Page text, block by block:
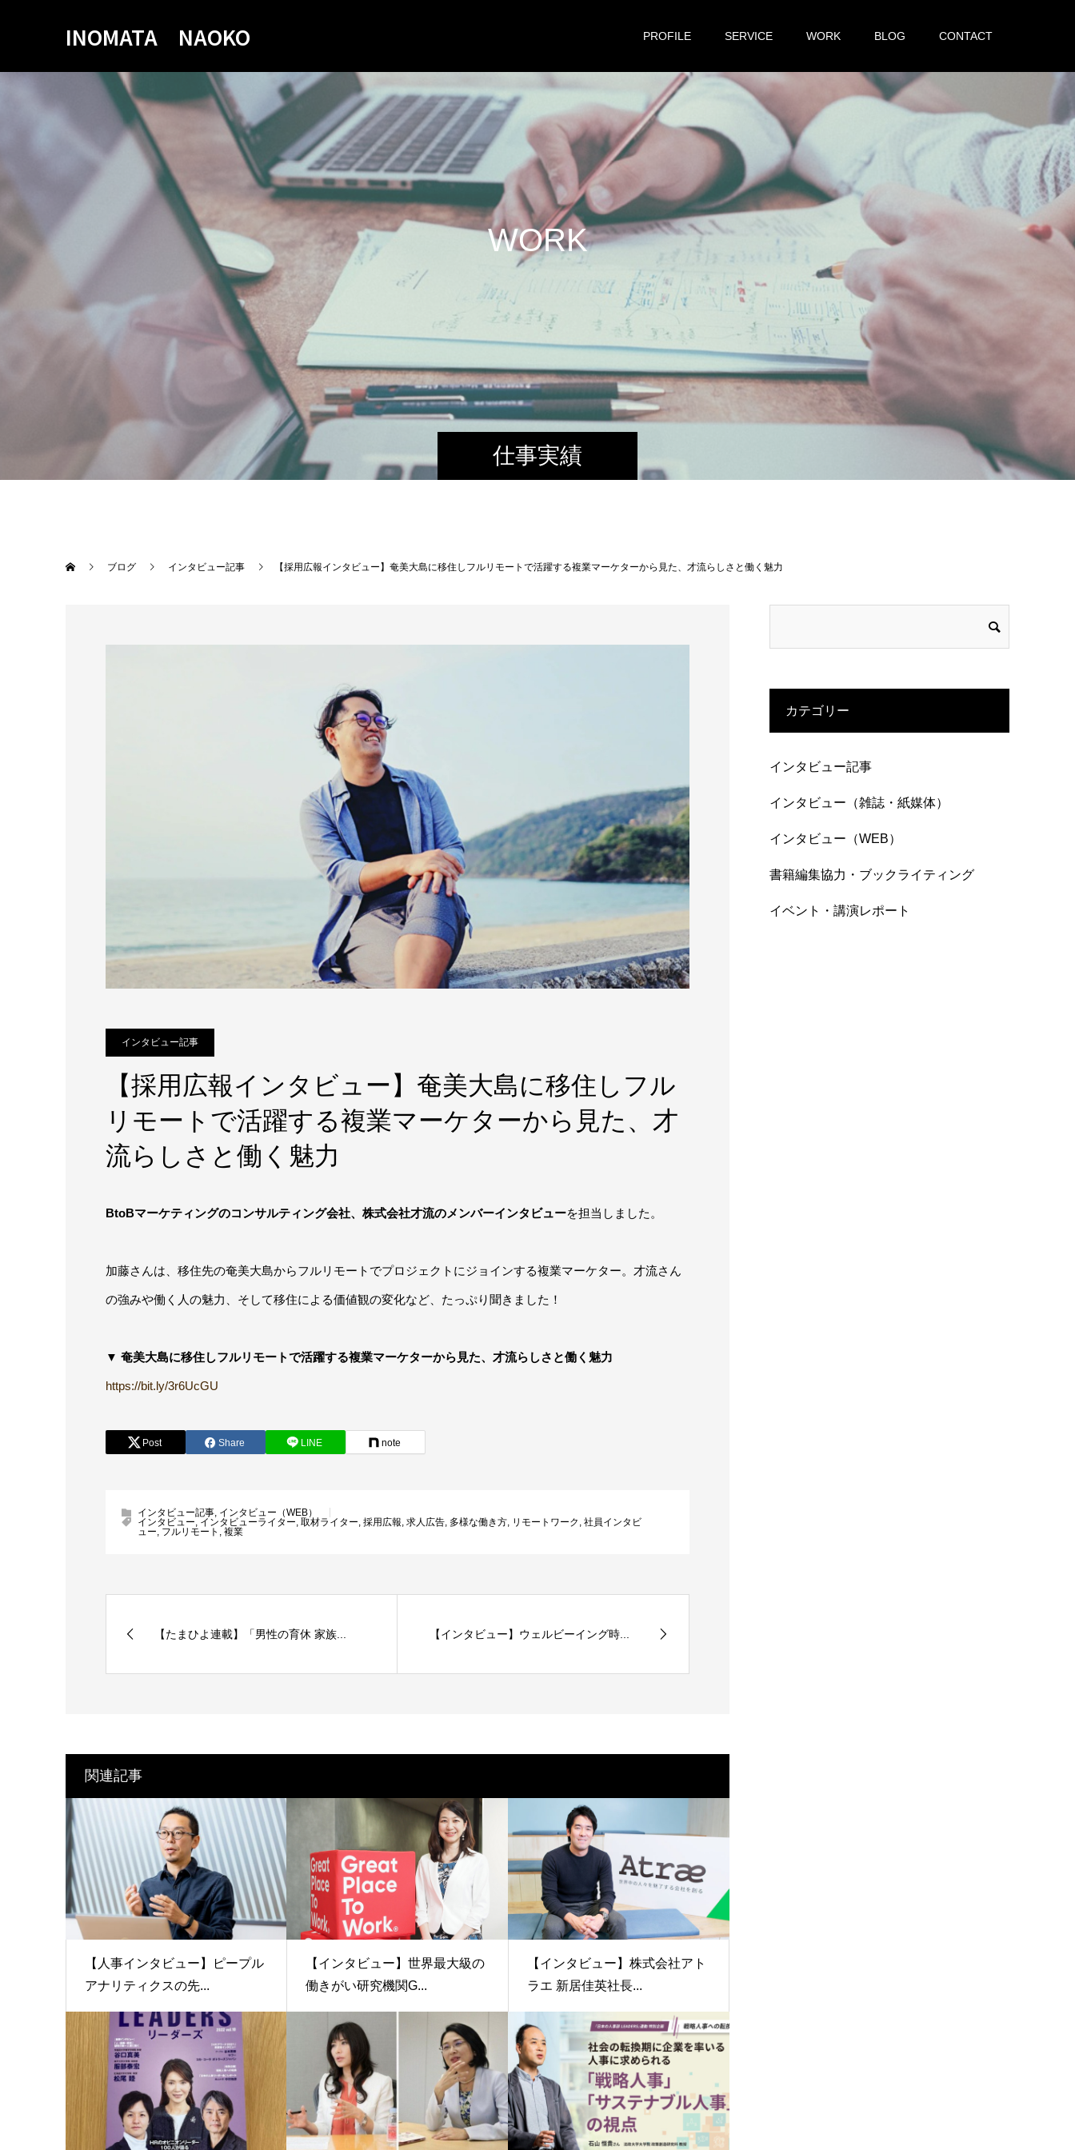
INOMATA NAOKO PROFILE SERVICE WORK BLOG CONTACT
仕事実績
WORK
ブログ インタビュー記事 【採用広報インタビュー】奄美大島に移住しフルリモートで活躍する複業マーケターから見た、才流らしさと働く魅力
インタビュー記事
【採用広報インタビュー】奄美大島に移住しフル
リモートで活躍する複業マーケターから見た、才
流らしさと働く魅力
BtoBマーケティングのコンサルティング会社、株式会社才流のメンバーインタビューを担当しました。
加藤さんは、移住先の奄美大島からフルリモートでプロジェクトにジョインする複業マーケター。才流さん
の強みや働く人の魅力、そして移住による価値観の変化など、たっぷり聞きました！
▼ 奄美大島に移住しフルリモートで活躍する複業マーケターから見た、才流らしさと働く魅力
https://bit.ly/3r6UcGU
Post Share LINE note
インタビュー記事, インタビュー（WEB）
インタビュー, インタビューライター, 取材ライター, 採用広報, 求人広告, 多様な働き方, リモートワーク , 社員インタビ
ュー, フルリモート , 複業
【たまひよ連載】「男性の育休 家族... 【インタビュー】ウェルビーイング時...
関連記事
【人事インタビュー】ピープル
アナリティクスの先...
【インタビュー】世界最大級の
働きがい研究機関G...
【インタビュー】株式会社アト
ラエ 新居佳英社長...
カテゴリー
インタビュー記事
インタビュー（雑誌・紙媒体）
インタビュー（WEB）
書籍編集協力・ブックライティング
イベント・講演レポート